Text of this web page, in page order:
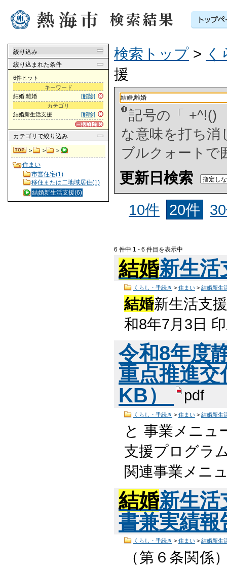
絞り込み
絞り込まれた条件
6件ヒット
キーワード
[解除]
結婚,離婚
カテゴリ
[解除]
結婚新生活支援
カテゴリ で絞り込み
> > >
住まい
市営住宅(1)
移住または二地域居住(1)
結婚新生活支援(6)
検索トップ > く
援
記号の「 +^!()
な意味を打ち
ブルクォートで
更新日検索
10件
20件
6 件中 1 - 6 件目を表示中
結婚新生
くらし・手続き > 住まい> 結婚新生
結婚新生活支
和8年7月3日
令和8年度
重点推進交
KB）
pdf
くらし・手続き > 住まい> 結婚新生
と 事業メニュ
支援プログラ
関連事業メニ
結婚新生活
書兼実績
くらし・手続き > 住まい> 結婚新生
（第６条関係